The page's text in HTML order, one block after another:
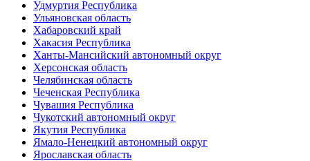
Удмуртия Республика
Ульяновская область
Хабаровский край
Хакасия Республика
Ханты-Мансийский автономный округ
Херсонская область
Челябинская область
Чеченская Республика
Чувашия Республика
Чукотский автономный округ
Якутия Республика
Ямало-Ненецкий автономный округ
Ярославская область